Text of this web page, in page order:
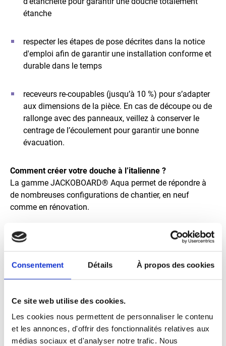
Consentement Détails À propos des cookies
Ce site web utilise des cookies.
Les cookies nous permettent de personnaliser le contenu
et les annonces, d'offrir des fonctionnalités relatives aux
médias sociaux et d'analyser notre trafic. Nous
étanche
respecter les étapes de pose décrites dans la notice
d'emploi afin de garantir une installation conforme et
durable dans le temps
receveurs re-coupables (jusqu’à 10 %) pour s’adapter
aux dimensions de la pièce. En cas de découpe ou de
rallonge avec des panneaux, veillez à conserver le
centrage de l’écoulement pour garantir une bonne
évacuation.
Comment créer votre douche à l’italienne ?
La gamme JACKOBOARD® Aqua permet de répondre à
de nombreuses configurations de chantier, en neuf
comme en rénovation.
À vous de choisir la solution la plus adaptée à votre
projet
: évacuation centrée, décentrée ou linéaire, douche
extra-plat, solution adaptée aux planchers bois ou
système avec évacuation intégrée. Chaque configuration
spécifiques.
L'ensemble des receveurs JACKOBOARD® est recoupable
afin de s'adapter aux dimensions de la zone de douche et